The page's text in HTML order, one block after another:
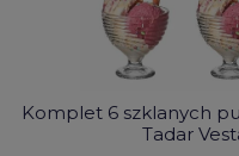
Komplet 6 szklanych
Tadar